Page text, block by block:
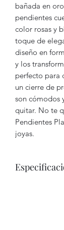
bañada en
pendientes
color rosas y
toque de
diseño en
y los
perfecto para
un cierre de
son cómodos
quitar. No te
Pendientes
joyas.